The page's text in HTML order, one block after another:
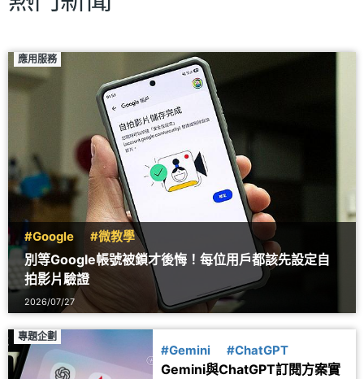
應用服務
#Google #微教學
別等Google帳號被鎖才後悔！每位用戶都該先設定自
拍影片驗證
2026/07/27
專題企劃
#Gemini #ChatGPT
Gemini與ChatGPT訂閱方案實